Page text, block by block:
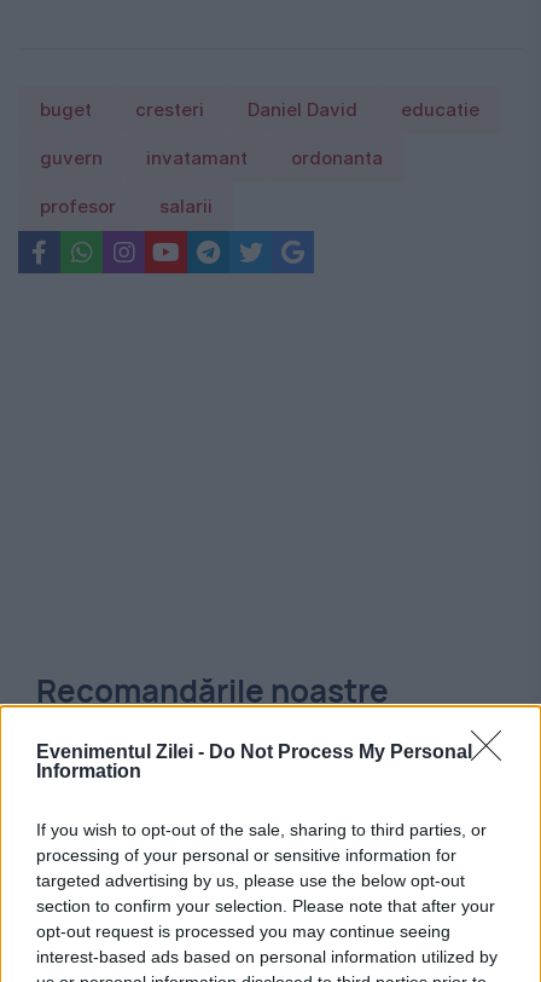
Evenimentul Zilei - Do Not Process My Personal
Information
If you wish to opt-out of the sale, sharing to third parties, or
processing of your personal or sensitive information for
targeted advertising by us, please use the below opt-out
section to confirm your selection. Please note that after your
opt-out request is processed you may continue seeing
interest-based ads based on personal information utilized by
buget cresteri Daniel David educatie
guvern invatamant ordonanta
profesor salarii
Recomandările noastre